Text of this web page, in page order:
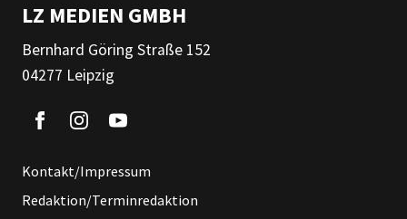
LZ MEDIEN GMBH
Bernhard Göring Straße 152
04277 Leipzig
Kontakt/Impressum
Redaktion/Terminredaktion